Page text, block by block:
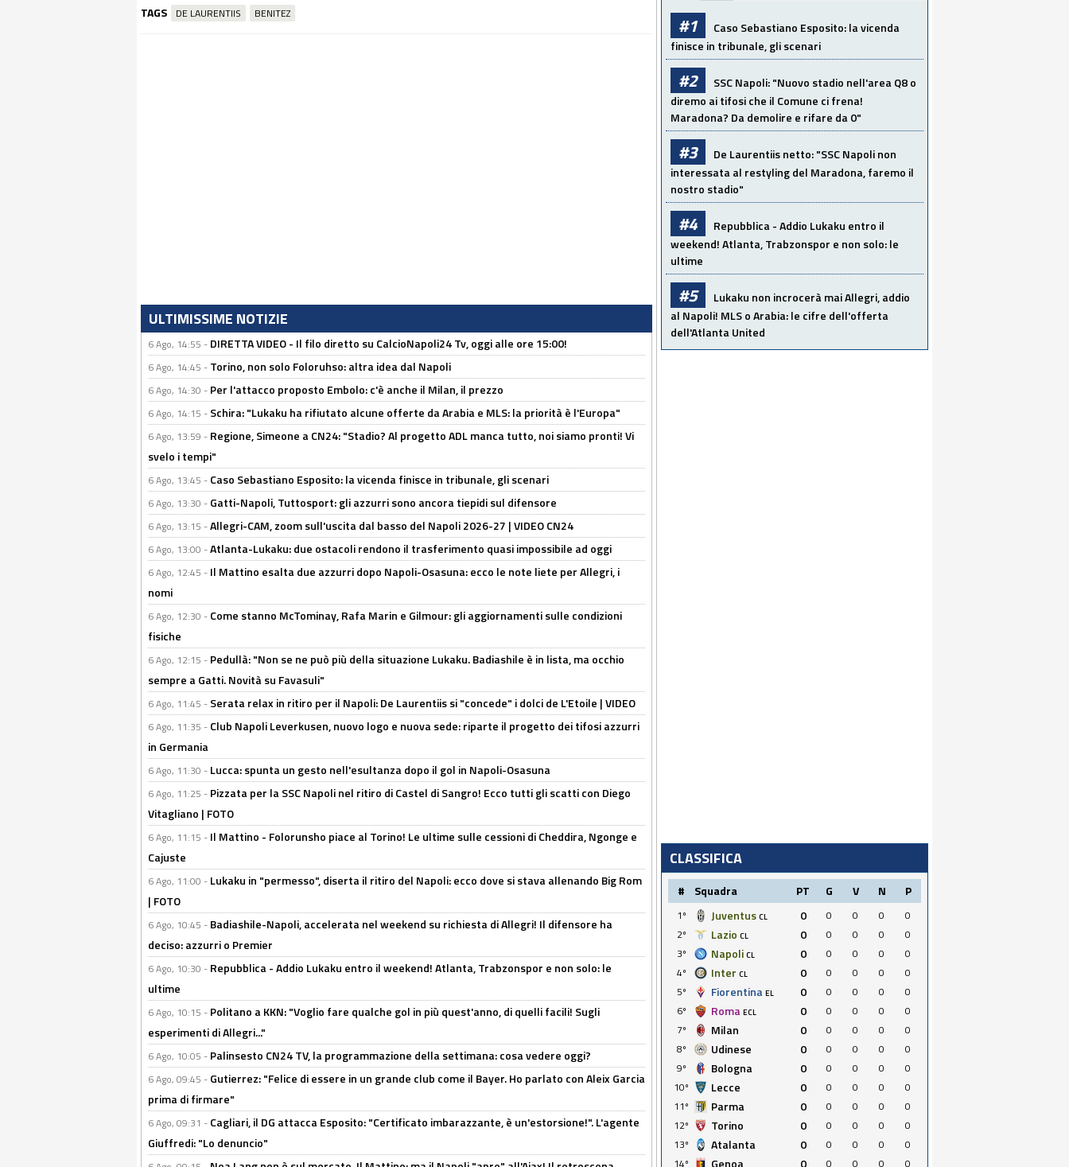
TAGS DE LAURENTIIS BENITEZ
ULTIMISSIME NOTIZIE
6 Ago, 14:55 - DIRETTA VIDEO - Il filo diretto su CalcioNapoli24 Tv, oggi alle ore 15:00!
6 Ago, 14:45 - Torino, non solo Foloruhso: altra idea dal Napoli
6 Ago, 14:30 - Per l'attacco proposto Embolo: c'è anche il Milan, il prezzo
6 Ago, 14:15 - Schira: "Lukaku ha rifiutato alcune offerte da Arabia e MLS: la priorità è l'Europa"
6 Ago, 13:59 - Regione, Simeone a CN24: "Stadio? Al progetto ADL manca tutto, noi siamo pronti! Vi
svelo i tempi"
6 Ago, 13:45 - Caso Sebastiano Esposito: la vicenda finisce in tribunale, gli scenari
6 Ago, 13:30 - Gatti-Napoli, Tuttosport: gli azzurri sono ancora tiepidi sul difensore
6 Ago, 13:15 -Allegri-CAM, zoom sull'uscita dal basso del Napoli 2026-27 | VIDEO CN24
6 Ago, 13:00 -Atlanta-Lukaku: due ostacoli rendono il trasferimento quasi impossibile ad oggi
6 Ago, 12:45 - Il Mattino esalta due azzurri dopo Napoli-Osasuna: ecco le note liete per Allegri, i
nomi
6 Ago, 12:30 - Come stanno McTominay, Rafa Marin e Gilmour: gli aggiornamenti sulle condizioni
fisiche
6 Ago, 12:15 - Pedullà: "Non se ne può più della situazione Lukaku. Badiashile è in lista, ma occhio
sempre a Gatti. Novità su Favasuli"
6 Ago, 11:45 - Serata relax in ritiro per il Napoli: De Laurentiis si "concede" i dolci de L'Etoile | VIDEO
6 Ago, 11:35 - Club Napoli Leverkusen, nuovo logo e nuova sede: riparte il progetto dei tifosi azzurri
in Germania
6 Ago, 11:30 - Lucca: spunta un gesto nell'esultanza dopo il gol in Napoli-Osasuna
6 Ago, 11:25 - Pizzata per la SSC Napoli nel ritiro di Castel di Sangro! Ecco tutti gli scatti con Diego
Vitagliano | FOTO
6 Ago, 11:15 - Il Mattino - Folorunsho piace al Torino! Le ultime sulle cessioni di Cheddira, Ngonge e
Cajuste
6 Ago, 11:00 - Lukaku in "permesso", diserta il ritiro del Napoli: ecco dove si stava allenando Big Rom
| FOTO
6 Ago, 10:45 - Badiashile-Napoli, accelerata nel weekend su richiesta di Allegri! Il difensore ha
deciso: azzurri o Premier
6 Ago, 10:30 - Repubblica - Addio Lukaku entro il weekend! Atlanta, Trabzonspor e non solo: le
ultime
6 Ago, 10:15 - Politano a KKN: "Voglio fare qualche gol in più quest'anno, di quelli facili! Sugli
esperimenti di Allegri..."
6 Ago, 10:05 - Palinsesto CN24 TV, la programmazione della settimana: cosa vedere oggi?
6 Ago, 09:45 - Gutierrez: "Felice di essere in un grande club come il Bayer. Ho parlato con Aleix Garcia
prima di firmare"
6 Ago, 09:31 - Cagliari, il DG attacca Esposito: "Certificato imbarazzante, è un'estorsione!". L'agente
Giuffredi: "Lo denuncio"
#1
Caso Sebastiano Esposito: la vicenda
finisce in tribunale, gli scenari
#2
SSC Napoli: "Nuovo stadio nell'area Q8 o
diremo ai tifosi che il Comune ci frena!
Maradona? Da demolire e rifare da 0"
#3
De Laurentiis netto: "SSC Napoli non
interessata al restyling del Maradona, faremo il
nostro stadio"
#4
Repubblica - Addio Lukaku entro il
weekend! Atlanta, Trabzonspor e non solo: le
ultime
#5
Lukaku non incrocerà mai Allegri, addio
al Napoli! MLS o Arabia: le cifre dell'offerta
dell'Atlanta United
CLASSIFICA
# Squadra PT G V N P
1º Juventus CL 0 0 0 0
0
2º
Lazio CL 0 0 0 0
0
3º
Napoli CL 0 0 0 0
0
4º
Inter CL 0 0 0 0
0
5º
Fiorentina EL 0 0 0 0
0
6º
Roma ECL 0 0 0 0
0
7º
Milan 0 0 0 0
0
8º
Udinese 0 0 0 0
0
9º
Bologna 0 0 0 0
0
10º
Lecce 0 0 0 0
0
11º
Parma 0 0 0 0
0
12º
Torino 0 0 0 0
0
13º
Atalanta 0 0 0 0
0
14º
Genoa 0 0 0 0 0